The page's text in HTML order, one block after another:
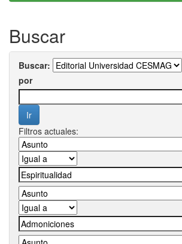
Buscar
Buscar:
por
Filtros actuales: